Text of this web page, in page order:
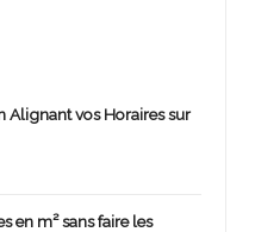
Alignant vos Horaires sur
en m² sans faire les